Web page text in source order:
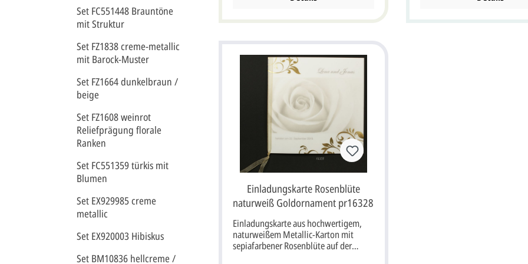
Set FC551448 Brauntöne
mit Struktur
Set FZ1838 creme-metallic
mit Barock-Muster
Set FZ1664 dunkelbraun /
beige
Set FZ1608 weinrot
Reliefprägung florale
Ranken
Set FC551359 türkis mit
Blumen
Set EX929985 creme
metallic
Set EX920003 Hibiskus
Set BM10836 hellcreme /
Karten: Einladungskarte Tischkarte
Einladungskarte Rosenblüte
naturweiß Goldornament pr16328
Einladungskarte aus hochwertigem,
naturweißem Metallic-Karton mit
sepiafarbener Rosenblüte auf der